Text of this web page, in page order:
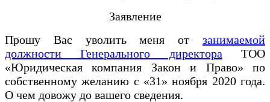
Заявление
Прошу Вас уволить меня от занимаемой
должности Генерального директора ТОО
«Юридическая компания Закон и Право» по
собственному желанию с «31» ноября 2020 года.
О чем довожу до вашего сведения.